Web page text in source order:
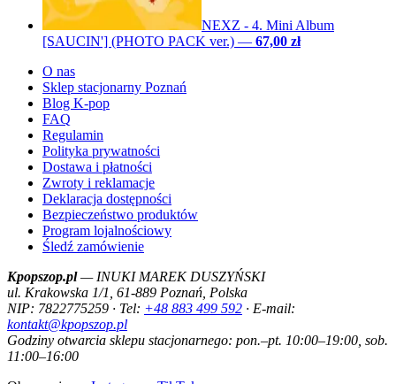
NEXZ - 4. Mini Album
[SAUCIN'] (PHOTO PACK ver.) — 67,00 zł
O nas
Sklep stacjonarny Poznań
Blog K-pop
FAQ
Regulamin
Polityka prywatności
Dostawa i płatności
Zwroty i reklamacje
Deklaracja dostępności
Bezpieczeństwo produktów
Program lojalnościowy
Śledź zamówienie
Kpopszop.pl— INUKI MAREK DUSZYŃSKI
ul. Krakowska 1/1, 61-889 Poznań, Polska
NIP: 7822775259 · Tel: +48 883 499 592 · E-mail:
kontakt@kpopszop.pl
Godziny otwarcia sklepu stacjonarnego: pon.–pt. 10:00–19:00, sob.
11:00–16:00